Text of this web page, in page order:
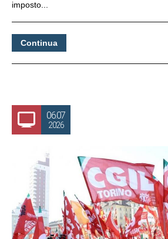
imposto...
Continua
06.07
2026